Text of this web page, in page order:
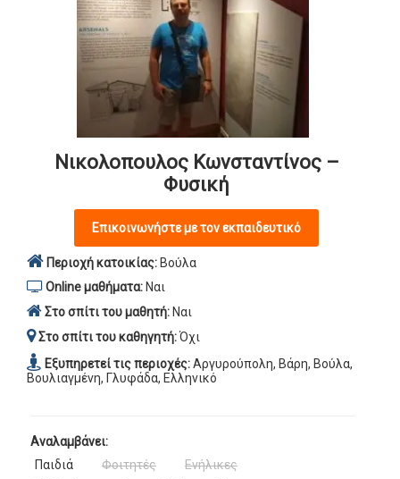
Νικολοπουλος Κωνσταντίνος –
Φυσική
Επικοινωνήστε με τον εκπαιδευτικό
Περιοχή κατοικίας: Βούλα
Online μαθήματα: Ναι
Στο σπίτι του μαθητή: Ναι
Στο σπίτι του καθηγητή:Όχι
Εξυπηρετεί τις περιοχές:Αργυρούπολη, Βάρη, Βούλα,
Βουλιαγμένη, Γλυφάδα, Ελληνικό
Αναλαμβάνει:
Παιδιά
Φοιτητές
Ενήλικες